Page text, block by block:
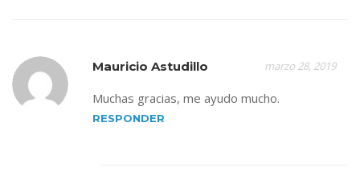
Mauricio Astudillo marzo 28, 2019
Muchas gracias, me ayudo mucho.
RESPONDER